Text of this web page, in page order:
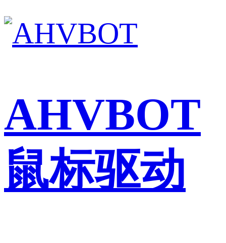
AHVBOT
鼠标驱动